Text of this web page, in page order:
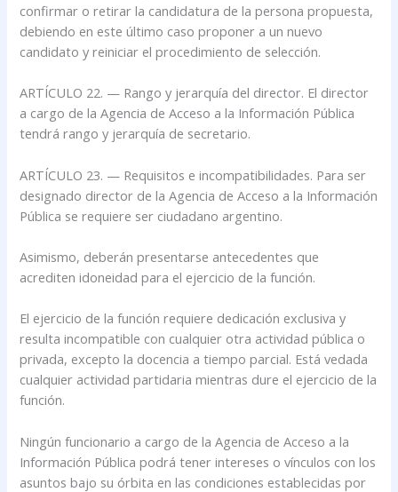
confirmar o retirar la candidatura de la persona propuesta,
debiendo en este último caso proponer a un nuevo
candidato y reiniciar el procedimiento de selección.
ARTÍCULO 22. — Rango y jerarquía del director. El director
a cargo de la Agencia de Acceso a la Información Pública
tendrá rango y jerarquía de secretario.
ARTÍCULO 23. — Requisitos e incompatibilidades. Para ser
designado director de la Agencia de Acceso a la Información
Pública se requiere ser ciudadano argentino.
Asimismo, deberán presentarse antecedentes que
acrediten idoneidad para el ejercicio de la función.
El ejercicio de la función requiere dedicación exclusiva y
resulta incompatible con cualquier otra actividad pública o
privada, excepto la docencia a tiempo parcial. Está vedada
cualquier actividad partidaria mientras dure el ejercicio de la
función.
Ningún funcionario a cargo de la Agencia de Acceso a la
Información Pública podrá tener intereses o vínculos con los
asuntos bajo su órbita en las condiciones establecidas por